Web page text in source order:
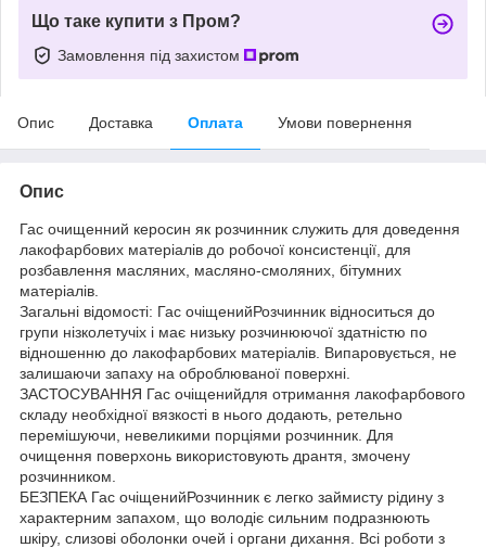
Що таке купити з Пром?
Замовлення під захистом
Опис Доставка Оплата Умови повернення
Опис
Гас очищенний керосин як розчинник служить для доведення
лакофарбових матеріалів до робочої консистенції, для
розбавлення масляних, масляно-смоляних, бітумних
матеріалів.
Загальні відомості: Гас очіщенийРозчинник відноситься до
групи нізколетучіх і має низьку розчинюючої здатністю по
відношенню до лакофарбових матеріалів. Випаровується, не
залишаючи запаху на оброблюваної поверхні.
ЗАСТОСУВАННЯ Гас очіщенийдля отримання лакофарбового
складу необхідної вязкості в нього додають, ретельно
перемішуючи, невеликими порціями розчинник. Для
очищення поверхонь використовують дрантя, змочену
розчинником.
БЕЗПЕКА Гас очіщенийРозчинник є легко займисту рідину з
характерним запахом, що володіє сильним подразнюють
шкіру, слизові оболонки очей і органи дихання. Всі роботи з